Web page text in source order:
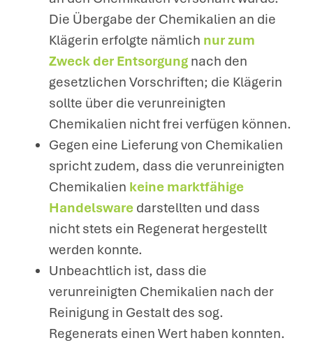
Die Übergabe der Chemikalien an die
Klägerin erfolgte nämlich nur zum
Zweck der Entsorgung nach den
gesetzlichen Vorschriften; die Klägerin
sollte über die verunreinigten
Chemikalien nicht frei verfügen können.
Gegen eine Lieferung von Chemikalien
spricht zudem, dass die verunreinigten
Chemikalien keine marktfähige
Handelsware darstellten und dass
nicht stets ein Regenerat hergestellt
werden konnte.
Unbeachtlich ist, dass die
verunreinigten Chemikalien nach der
Reinigung in Gestalt des sog.
Regenerats einen Wert haben konnten.